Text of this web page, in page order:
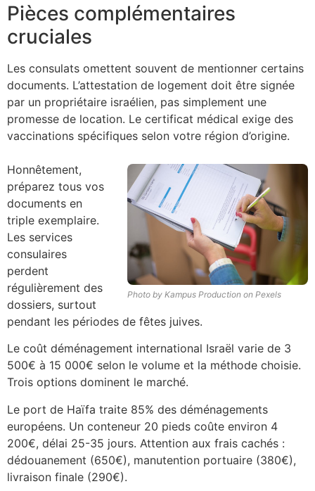
Pièces complémentaires
cruciales
Les consulats omettent souvent de mentionner certains
documents. L’attestation de logement doit être signée
par un propriétaire israélien, pas simplement une
promesse de location. Le certificat médical exige des
vaccinations spécifiques selon votre région d’origine.
Photo by Kampus Production on Pexels
Honnêtement,
préparez tous vos
documents en
triple exemplaire.
Les services
consulaires
perdent
régulièrement des
dossiers, surtout
pendant les périodes de fêtes juives.
Le coût déménagement international Israël varie de 3
500€ à 15 000€ selon le volume et la méthode choisie.
Trois options dominent le marché.
Le port de Haïfa traite 85% des déménagements
européens. Un conteneur 20 pieds coûte environ 4
200€, délai 25-35 jours. Attention aux frais cachés :
dédouanement (650€), manutention portuaire (380€),
livraison finale (290€).